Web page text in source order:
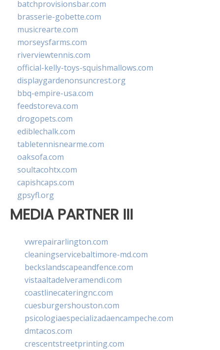
batchprovisionsbar.com
brasserie-gobette.com
musicrearte.com
morseysfarms.com
riverviewtennis.com
official-kelly-toys-squishmallows.com
displaygardenonsuncrest.org
bbq-empire-usa.com
feedstoreva.com
drogopets.com
ediblechalk.com
tabletennisnearme.com
oaksofa.com
soultacohtx.com
capishcaps.com
gpsyfl.org
MEDIA PARTNER III
vwrepairarlington.com
cleaningservicebaltimore-md.com
beckslandscapeandfence.com
vistaaltadelveramendi.com
coastlinecateringnc.com
cuesburgershouston.com
psicologiaespecializadaencampeche.com
dmtacos.com
crescentstreetprinting.com